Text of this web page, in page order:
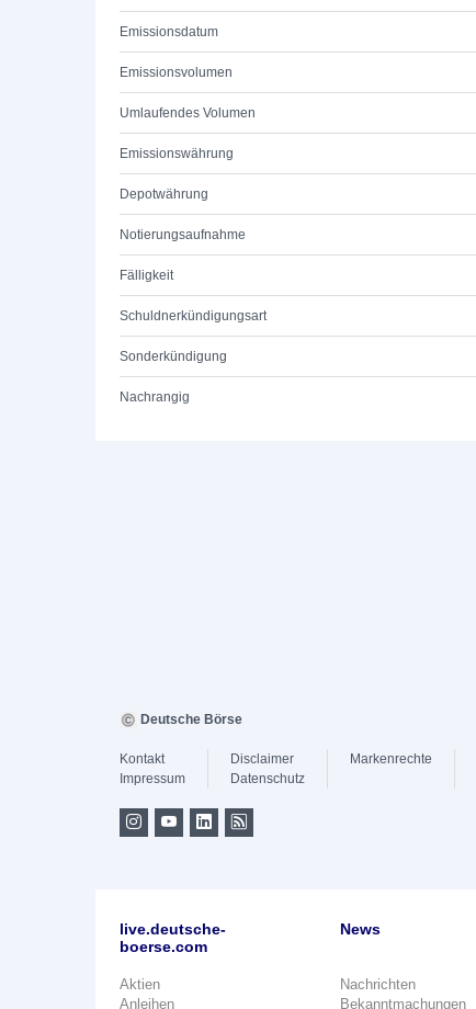
Emissionsdatum
Emissionsvolumen
Umlaufendes Volumen
Emissionswährung
Depotwährung
Notierungsaufnahme
Fälligkeit
Schuldnerkündigungsart
Sonderkündigung
Nachrangig
Deutsche Börse
Kontakt
Impressum
Disclaimer
Datenschutz
Markenrechte
live.deutsche-
boerse.com
Aktien
Anleihen
News
Nachrichten
Bekanntmachungen